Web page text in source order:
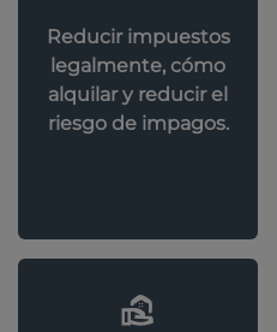
Reducir impuestos
legalmente, cómo
alquilar y reducir el
riesgo de impagos.